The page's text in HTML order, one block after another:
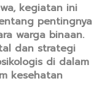
kegiatan ini
pentingnya
warga binaan.
dan strategi
di dalam
kesehatan